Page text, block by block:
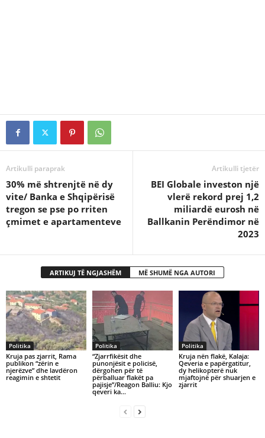
Artikulli paraprak
30% më shtrenjtë në dy
vite/ Banka e Shqipërisë
tregon se pse po rriten
çmimet e apartamenteve
Artikulli tjetër
BEI Globale investon një
vlerë rekord prej 1,2
miliardë eurosh në
Ballkanin Perëndimor në
2023
ARTIKUJ TË NGJASHËM MË SHUMË NGA AUTORI
Politika
Kruja pas zjarrit, Rama
publikon “zërin e
njerëzve” dhe lavdëron
reagimin e shtetit
Politika
“Zjarrfikësit dhe
punonjësit e policisë,
dërgohen për të
përballuar flakët pa
pajisje”/Reagon Balliu: Kjo
qeveri ka…
Politika
Kruja nën flakë, Kalaja:
Qeveria e papërgatitur,
dy helikopterë nuk
mjaftojnë për shuarjen e
zjarrit